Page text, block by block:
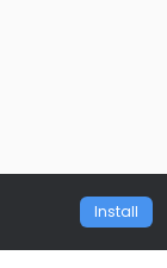
Install